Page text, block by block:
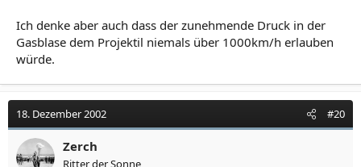
Ich denke aber auch dass der zunehmende Druck in der
Gasblase dem Projektil niemals über 1000km/h erlauben
würde.
18. Dezember 2002 #20
Zerch
Ritter der Sonne